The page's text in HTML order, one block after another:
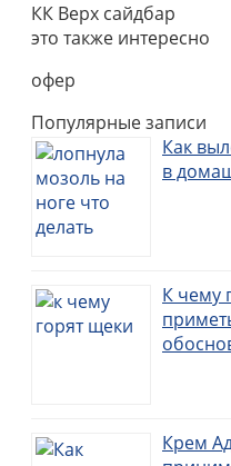
КК Верх сайдбар
это также интересно
офер
Популярные записи
Как
в
К чему
Крем